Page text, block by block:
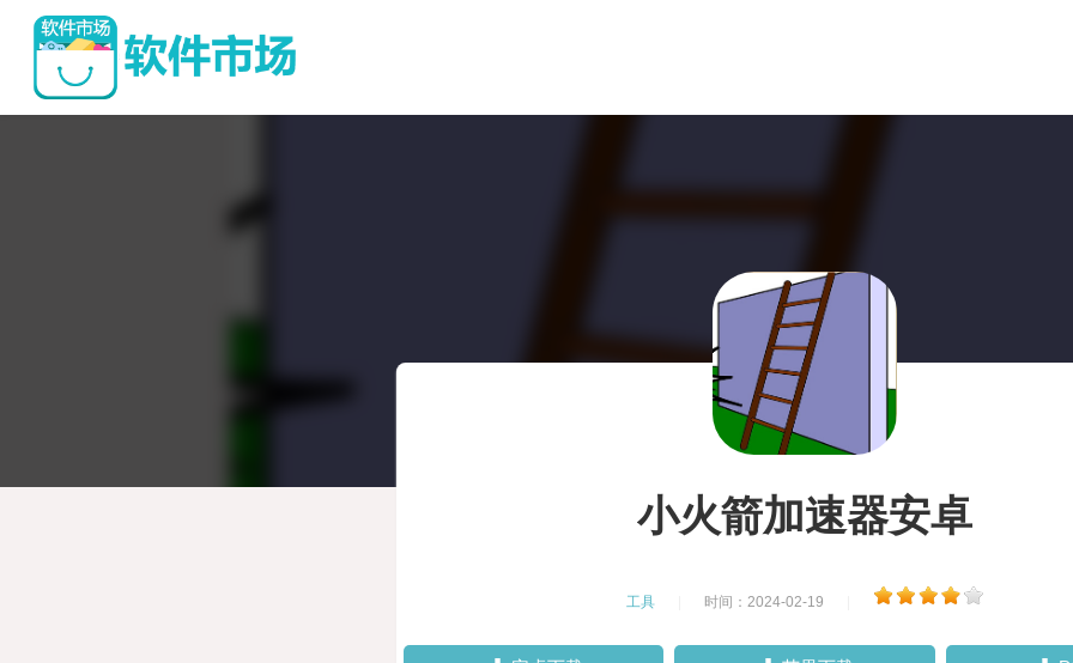
小火箭加速器安卓
工具 时间：2024-02-19